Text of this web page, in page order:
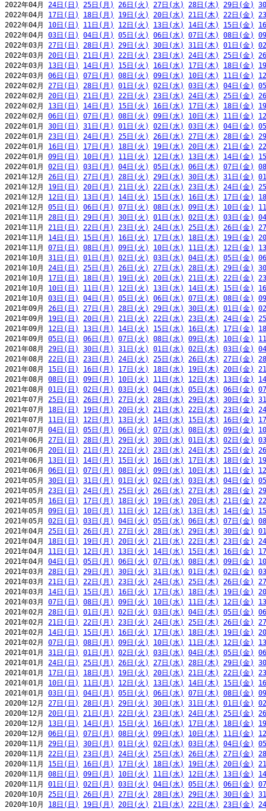
2022年04月 24日(日) 25日(月) 26日(火) 27日(水) 28日(木) 29日(金)
2022年04月 17日(日) 18日(月) 19日(火) 20日(水) 21日(木) 22日(金)
2022年04月 10日(日) 11日(月) 12日(火) 13日(水) 14日(木) 15日(金)
2022年04月 03日(日) 04日(月) 05日(火) 06日(水) 07日(木) 08日(金)
2022年03月 27日(日) 28日(月) 29日(火) 30日(水) 31日(木) 01日(金)
2022年03月 20日(日) 21日(月) 22日(火) 23日(水) 24日(木) 25日(金)
2022年03月 13日(日) 14日(月) 15日(火) 16日(水) 17日(木) 18日(金)
2022年03月 06日(日) 07日(月) 08日(火) 09日(水) 10日(木) 11日(金)
2022年02月 27日(日) 28日(月) 01日(火) 02日(水) 03日(木) 04日(金)
2022年02月 20日(日) 21日(月) 22日(火) 23日(水) 24日(木) 25日(金)
2022年02月 13日(日) 14日(月) 15日(火) 16日(水) 17日(木) 18日(金)
2022年02月 06日(日) 07日(月) 08日(火) 09日(水) 10日(木) 11日(金)
2022年01月 30日(日) 31日(月) 01日(火) 02日(水) 03日(木) 04日(金)
2022年01月 23日(日) 24日(月) 25日(火) 26日(水) 27日(木) 28日(金)
2022年01月 16日(日) 17日(月) 18日(火) 19日(水) 20日(木) 21日(金)
2022年01月 09日(日) 10日(月) 11日(火) 12日(水) 13日(木) 14日(金)
2022年01月 02日(日) 03日(月) 04日(火) 05日(水) 06日(木) 07日(金)
2021年12月 26日(日) 27日(月) 28日(火) 29日(水) 30日(木) 31日(金)
2021年12月 19日(日) 20日(月) 21日(火) 22日(水) 23日(木) 24日(金)
2021年12月 12日(日) 13日(月) 14日(火) 15日(水) 16日(木) 17日(金)
2021年12月 05日(日) 06日(月) 07日(火) 08日(水) 09日(木) 10日(金)
2021年11月 28日(日) 29日(月) 30日(火) 01日(水) 02日(木) 03日(金)
2021年11月 21日(日) 22日(月) 23日(火) 24日(水) 25日(木) 26日(金)
2021年11月 14日(日) 15日(月) 16日(火) 17日(水) 18日(木) 19日(金)
2021年11月 07日(日) 08日(月) 09日(火) 10日(水) 11日(木) 12日(金)
2021年10月 31日(日) 01日(月) 02日(火) 03日(水) 04日(木) 05日(金)
2021年10月 24日(日) 25日(月) 26日(火) 27日(水) 28日(木) 29日(金)
2021年10月 17日(日) 18日(月) 19日(火) 20日(水) 21日(木) 22日(金)
2021年10月 10日(日) 11日(月) 12日(火) 13日(水) 14日(木) 15日(金)
2021年10月 03日(日) 04日(月) 05日(火) 06日(水) 07日(木) 08日(金)
2021年09月 26日(日) 27日(月) 28日(火) 29日(水) 30日(木) 01日(金)
2021年09月 19日(日) 20日(月) 21日(火) 22日(水) 23日(木) 24日(金)
2021年09月 12日(日) 13日(月) 14日(火) 15日(水) 16日(木) 17日(金)
2021年09月 05日(日) 06日(月) 07日(火) 08日(水) 09日(木) 10日(金)
2021年08月 29日(日) 30日(月) 31日(火) 01日(水) 02日(木) 03日(金)
2021年08月 22日(日) 23日(月) 24日(火) 25日(水) 26日(木) 27日(金)
2021年08月 15日(日) 16日(月) 17日(火) 18日(水) 19日(木) 20日(金)
2021年08月 08日(日) 09日(月) 10日(火) 11日(水) 12日(木) 13日(金)
2021年08月 01日(日) 02日(月) 03日(火) 04日(水) 05日(木) 06日(金)
2021年07月 25日(日) 26日(月) 27日(火) 28日(水) 29日(木) 30日(金)
2021年07月 18日(日) 19日(月) 20日(火) 21日(水) 22日(木) 23日(金)
2021年07月 11日(日) 12日(月) 13日(火) 14日(水) 15日(木) 16日(金)
2021年07月 04日(日) 05日(月) 06日(火) 07日(水) 08日(木) 09日(金)
2021年06月 27日(日) 28日(月) 29日(火) 30日(水) 01日(木) 02日(金)
2021年06月 20日(日) 21日(月) 22日(火) 23日(水) 24日(木) 25日(金)
2021年06月 13日(日) 14日(月) 15日(火) 16日(水) 17日(木) 18日(金)
2021年06月 06日(日) 07日(月) 08日(火) 09日(水) 10日(木) 11日(金)
2021年05月 30日(日) 31日(月) 01日(火) 02日(水) 03日(木) 04日(金)
2021年05月 23日(日) 24日(月) 25日(火) 26日(水) 27日(木) 28日(金)
2021年05月 16日(日) 17日(月) 18日(火) 19日(水) 20日(木) 21日(金)
2021年05月 09日(日) 10日(月) 11日(火) 12日(水) 13日(木) 14日(金)
2021年05月 02日(日) 03日(月) 04日(火) 05日(水) 06日(木) 07日(金)
2021年04月 25日(日) 26日(月) 27日(火) 28日(水) 29日(木) 30日(金)
2021年04月 18日(日) 19日(月) 20日(火) 21日(水) 22日(木) 23日(金)
2021年04月 11日(日) 12日(月) 13日(火) 14日(水) 15日(木) 16日(金)
2021年04月 04日(日) 05日(月) 06日(火) 07日(水) 08日(木) 09日(金)
2021年03月 28日(日) 29日(月) 30日(火) 31日(水) 01日(木) 02日(金)
2021年03月 21日(日) 22日(月) 23日(火) 24日(水) 25日(木) 26日(金)
2021年03月 14日(日) 15日(月) 16日(火) 17日(水) 18日(木) 19日(金)
2021年03月 07日(日) 08日(月) 09日(火) 10日(水) 11日(木) 12日(金)
2021年02月 28日(日) 01日(月) 02日(火) 03日(水) 04日(木) 05日(金)
2021年02月 21日(日) 22日(月) 23日(火) 24日(水) 25日(木) 26日(金)
2021年02月 14日(日) 15日(月) 16日(火) 17日(水) 18日(木) 19日(金)
2021年02月 07日(日) 08日(月) 09日(火) 10日(水) 11日(木) 12日(金)
2021年01月 31日(日) 01日(月) 02日(火) 03日(水) 04日(木) 05日(金)
2021年01月 24日(日) 25日(月) 26日(火) 27日(水) 28日(木) 29日(金)
2021年01月 17日(日) 18日(月) 19日(火) 20日(水) 21日(木) 22日(金)
2021年01月 10日(日) 11日(月) 12日(火) 13日(水) 14日(木) 15日(金)
2021年01月 03日(日) 04日(月) 05日(火) 06日(水) 07日(木) 08日(金)
2020年12月 27日(日) 28日(月) 29日(火) 30日(水) 31日(木) 01日(金)
2020年12月 20日(日) 21日(月) 22日(火) 23日(水) 24日(木) 25日(金)
2020年12月 13日(日) 14日(月) 15日(火) 16日(水) 17日(木) 18日(金)
2020年12月 06日(日) 07日(月) 08日(火) 09日(水) 10日(木) 11日(金)
2020年11月 29日(日) 30日(月) 01日(火) 02日(水) 03日(木) 04日(金)
2020年11月 22日(日) 23日(月) 24日(火) 25日(水) 26日(木) 27日(金)
2020年11月 15日(日) 16日(月) 17日(火) 18日(水) 19日(木) 20日(金)
2020年11月 08日(日) 09日(月) 10日(火) 11日(水) 12日(木) 13日(金)
2020年11月 01日(日) 02日(月) 03日(火) 04日(水) 05日(木) 06日(金)
2020年10月 25日(日) 26日(月) 27日(火) 28日(水) 29日(木) 30日(金)
2020年10月 18日(日) 19日(月) 20日(火) 21日(水) 22日(木) 23日(金)